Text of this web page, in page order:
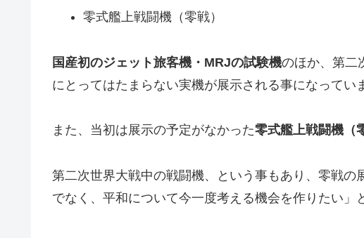
零式艦上戦闘機（零戦）
国産初のジェット旅客機・MRJの試験機のほか、第二
にとってはたまらない実機が展示される事になってい
また、当初は展示の予定がなかった零式艦上戦闘機（
第二次世界大戦中の戦闘機、という事もあり、零戦
でなく、平和について今一度考える機会を作りたい」